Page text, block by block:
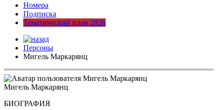
Номера
Подписка
Тематический план 2026
Персоны
Мигель Маркарянц
Мигель Маркарянц
БИОГРАФИЯ